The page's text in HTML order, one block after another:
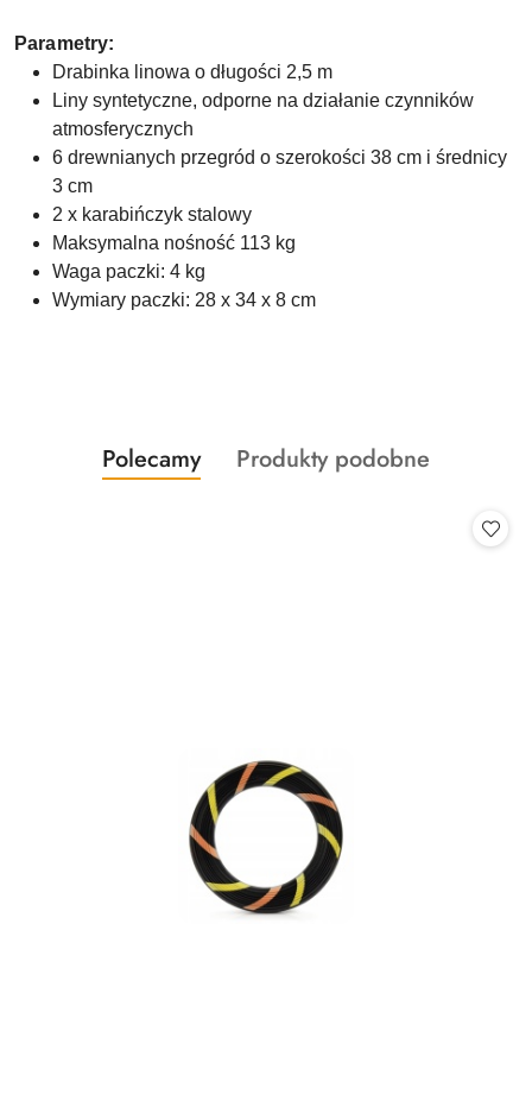
Parametry:
Drabinka linowa o długości 2,5 m
Liny syntetyczne, odporne na działanie czynników
atmosferycznych
6 drewnianych przegród o szerokości 38 cm i średnicy
3 cm
2 x karabińczyk stalowy
Maksymalna nośność 113 kg
Waga paczki: 4 kg
Wymiary paczki: 28 x 34 x 8 cm
Pomiń karuzelę produktów
Produkty
o
Polecamy
Produkty
Produkty podobne